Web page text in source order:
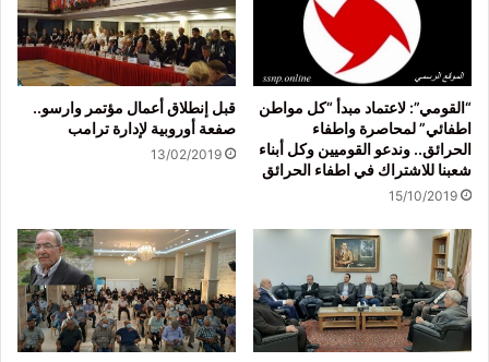
“القومي”: لاعتماد مبدأ “كل مواطن
اطفائي” لمحاصرة واطفاء
الحرائق.. وندعو القوميين وكل أبناء
شعبنا للاشتراك في اطفاء الحرائق
15/10/2019
قبل إنطلاق أعمال مؤتمر وارسو..
صفعة أوروبية لإدارة ترامب
13/02/2019